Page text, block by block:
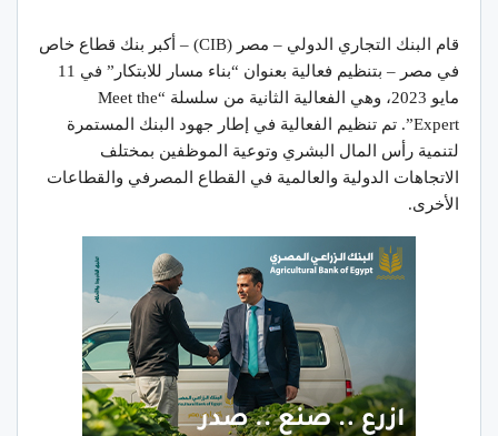
قام البنك التجاري الدولي – مصر (CIB) – أكبر بنك قطاع خاص
في مصر – بتنظيم فعالية بعنوان “بناء مسار للابتكار” في 11
مايو 2023، وهي الفعالية الثانية من سلسلة “Meet the
Expert”. تم تنظيم الفعالية في إطار جهود البنك المستمرة
لتنمية رأس المال البشري وتوعية الموظفين بمختلف
الاتجاهات الدولية والعالمية في القطاع المصرفي والقطاعات
الأخرى.